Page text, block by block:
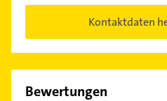
Kontaktdaten
Bewertungen